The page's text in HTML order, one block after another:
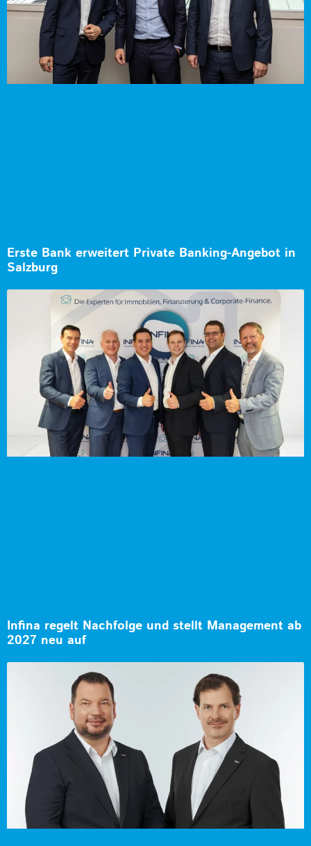
Erste Bank erweitert Private Banking-Angebot in
Salzburg
Infina regelt Nachfolge und stellt Management ab
2027 neu auf